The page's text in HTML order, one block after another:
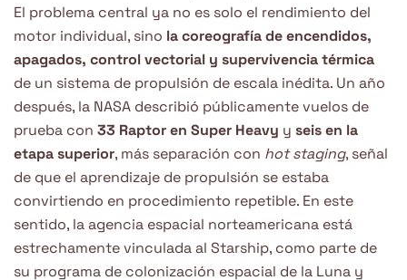
El problema central ya no es solo el rendimiento del
motor individual, sino la coreografía de encendidos,
apagados, control vectorial y supervivencia térmica
de un sistema de propulsión de escala inédita. Un año
después, la NASA describió públicamente vuelos de
prueba con 33 Raptor en Super Heavy y seis en la
etapa superior, más separación con hot staging, señal
de que el aprendizaje de propulsión se estaba
convirtiendo en procedimiento repetible. En este
sentido, la agencia espacial norteamericana está
estrechamente vinculada al Starship, como parte de
su programa de colonización espacial de la Luna y